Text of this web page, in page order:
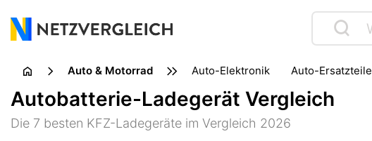
Auto & Motorrad Auto-Elektronik Auto-Ersatzteile
Pannenhilfe
Transportzubehör
Autobatterie-Ladegerät Vergleich
Die 7 besten KFZ-Ladegeräte im Vergleich 2026